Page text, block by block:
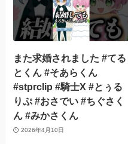
また求婚されました #てる
とくん #そあらくん
#stprclip #騎士X #とぅる
りぷ #おさでい #ちぐさく
ん #みかさくん
2026年4月10日